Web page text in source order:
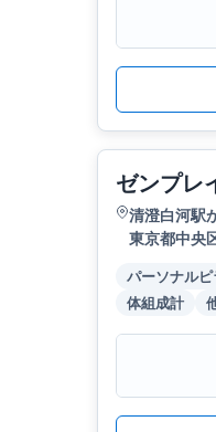
ゼンプレ
清澄白河駅
東京都中央
パーソナルピ
体組成計